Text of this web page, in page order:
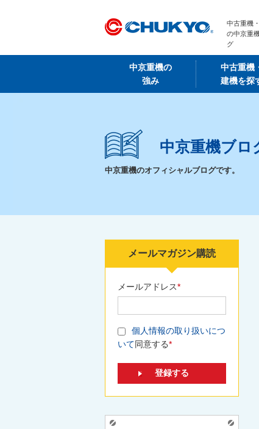
中古重機
の中京重
グ
中京重機の
強み
中古重機
建機を探
中京重機ブロ
中京重機のオフィシャルブログです。
メールマガジン購読
メールアドレス*
個人情報の取り扱いにつ
いて同意する*